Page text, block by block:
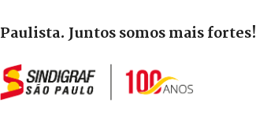
Juntos somos mais fortes!